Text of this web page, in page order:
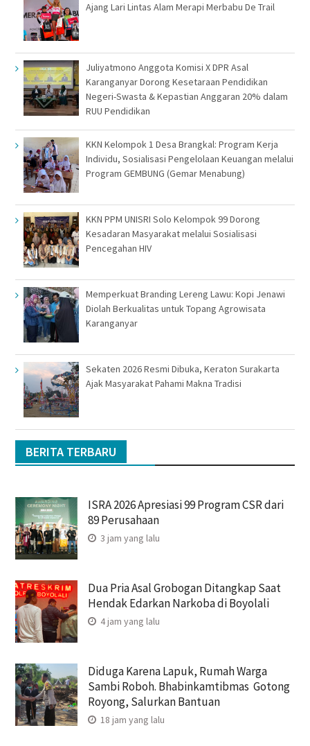
Ajang Lari Lintas Alam Merapi Merbabu De Trail
Juliyatmono Anggota Komisi X DPR Asal
Karanganyar Dorong Kesetaraan Pendidikan
Negeri-Swasta & Kepastian Anggaran 20% dalam
RUU Pendidikan
KKN Kelompok 1 Desa Brangkal: Program Kerja
Individu, Sosialisasi Pengelolaan Keuangan melalui
Program GEMBUNG (Gemar Menabung)
KKN PPM UNISRI Solo Kelompok 99 Dorong
Kesadaran Masyarakat melalui Sosialisasi
Pencegahan HIV
Memperkuat Branding Lereng Lawu: Kopi Jenawi
Diolah Berkualitas untuk Topang Agrowisata
Karanganyar
Sekaten 2026 Resmi Dibuka, Keraton Surakarta
Ajak Masyarakat Pahami Makna Tradisi
BERITA TERBARU
ISRA 2026 Apresiasi 99 Program CSR dari
89 Perusahaan
3 jam yang lalu
Dua Pria Asal Grobogan Ditangkap Saat
Hendak Edarkan Narkoba di Boyolali
4 jam yang lalu
Diduga Karena Lapuk, Rumah Warga
Sambi Roboh. Bhabinkamtibmas Gotong
Royong, Salurkan Bantuan
18 jam yang lalu